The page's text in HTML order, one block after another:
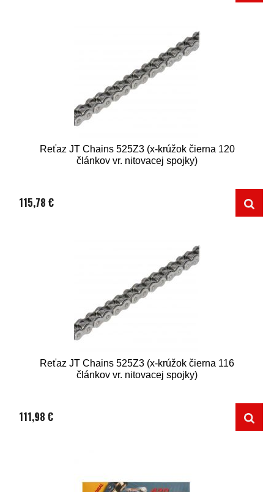
Reťaz JT Chains 525Z3 (x-krúžok čierna 120
článkov vr. nitovacej spojky)
115,78 €
Reťaz JT Chains 525Z3 (x-krúžok čierna 116
článkov vr. nitovacej spojky)
111,98 €